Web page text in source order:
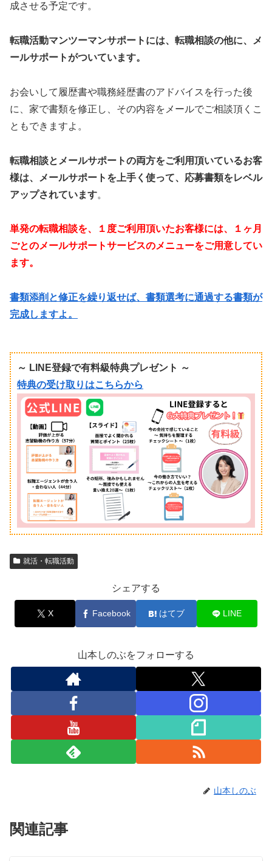
成させる予定です。
転職活動マンツーマンサポートには、転職相談の他に、メ
ールサポートがついています。
お会いして履歴書や職務経歴書のアドバイスを行った後
に、家で書類を修正し、その内容をメールでご相談頂くこ
ともできますよ。
転職相談とメールサポートの両方をご利用頂いているお客
様は、メールサポートを上手く使って、応募書類をレベル
アップされています。
単発の転職相談を、１度ご利用頂いたお客様には、１ヶ月
ごとのメールサポートサービスのメニューをご用意してい
ます。
書類添削と修正を繰り返せば、書類選考に通過する書類が
完成しますよ。
～ LINE登録で有料級特典プレゼント ～
特典の受け取りはこちらから
就活・転職活動
シェアする
X Facebook はてブ LINE
山本しのぶをフォローする
山本しのぶ
関連記事